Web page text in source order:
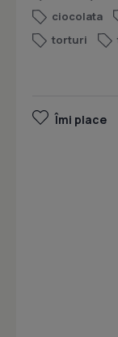
ciocolata
torturi
Îmi place